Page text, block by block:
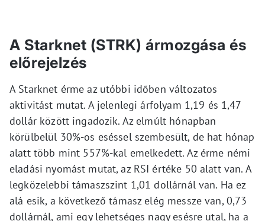
A Starknet (STRK) ármozgása és
előrejelzés
A Starknet érme az utóbbi időben változatos
aktivitást mutat. A jelenlegi árfolyam 1,19 és 1,47
dollár között ingadozik. Az elmúlt hónapban
körülbelül 30%-os eséssel szembesült, de hat hónap
alatt több mint 557%-kal emelkedett. Az érme némi
eladási nyomást mutat, az RSI értéke 50 alatt van. A
legközelebbi támaszszint 1,01 dollárnál van. Ha ez
alá esik, a következő támasz elég messze van, 0,73
dollárnál, ami egy lehetséges nagy esésre utal, ha a